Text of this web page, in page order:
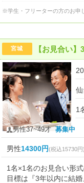
※学生・フリーターの方のお申
宮城 【お見合い
1
男性37~49才募集中
男性14300円(税込15730円)
1名×1名のお見合い形式
目標は『3年以内に結